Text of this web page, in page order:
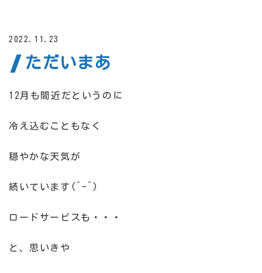
2022.11.23
ただいまあ
12月も間近だというのに
冷え込むこともなく
穏やかな天気が
続いています(^-^)
ロードサービスも・・・
と、思いきや